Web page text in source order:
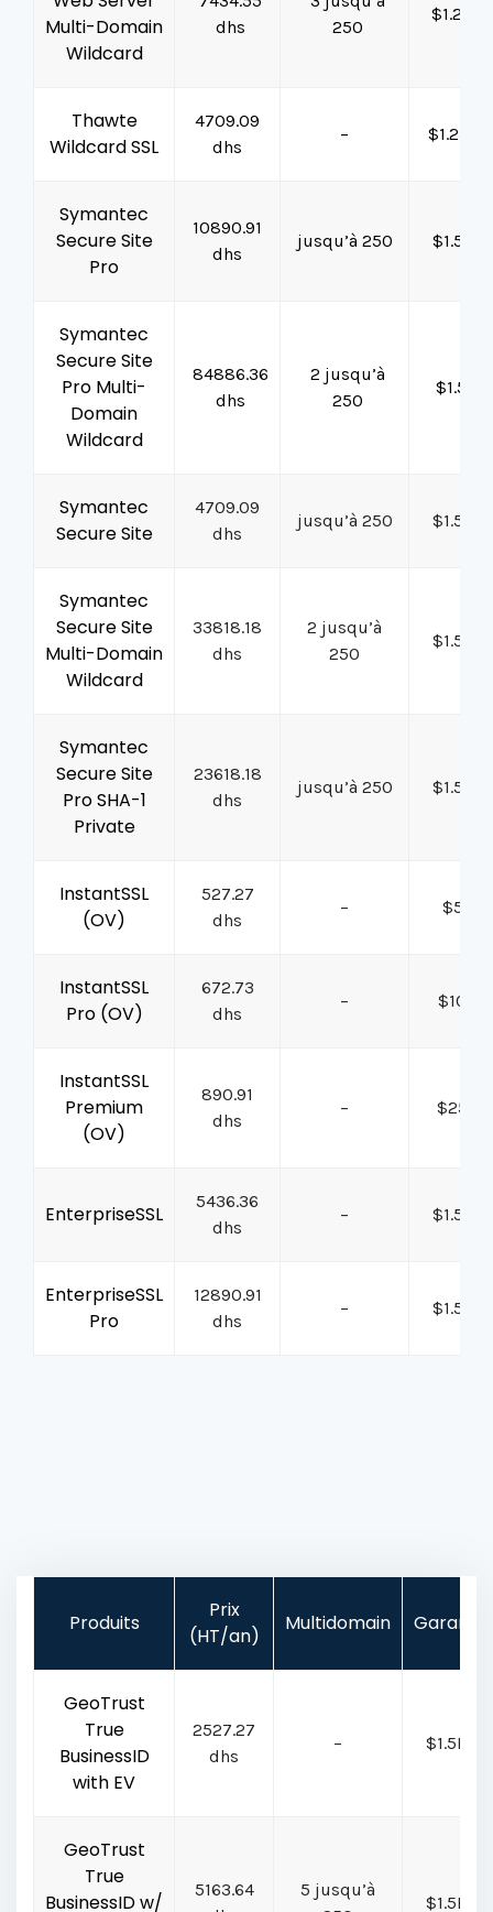
Multi-Domain
Wildcard
dhs
250
Thawte
Wildcard SSL
4709.09
dhs
–
Symantec
Secure Site
Pro
10890.91
dhs
jusqu’à 250 $1.5MM
Symantec
Secure Site
Pro Multi-
Domain
Wildcard
84886.36
dhs
2 jusqu’à
250
Symantec
Secure Site
4709.09
dhs
jusqu’à 250 $1.5MM
Symantec
Secure Site
Multi-Domain
Wildcard
33818.18
dhs
2 jusqu’à
250
$1.5MM
Symantec
Secure Site
Pro SHA-1
Private
23618.18
dhs
jusqu’à 250 $1.5MM
InstantSSL
(OV)
527.27
dhs
– $50K
InstantSSL
Pro (OV)
672.73
dhs
– $100K
InstantSSL
Premium
(OV)
890.91
dhs
– $250K
EnterpriseSSL
5436.36
dhs
– $1.5MM
EnterpriseSSL
Pro
12890.91
dhs
– $1.5MM
Produits
Prix
(HT/an)
Multidomain
GeoTrust
True
BusinessID
with EV
2527.27
dhs
– $1.5MM
GeoTrust
True
BusinessID w/
5163.64
5 jusqu’à
$1.5MM